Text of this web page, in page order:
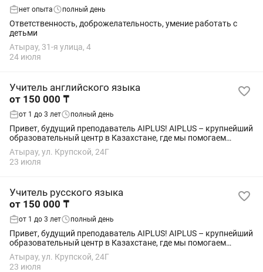
нет опыта полный день
Ответственность, доброжелательность, умение работать с
детьми
Атырау, 31-я улица, 4
24 июля
Учитель английского языка
от 150 000 ₸
от 1 до 3 лет полный день
Привет, будущий преподаватель AIPLUS! AIPLUS – крупнейший
образовательный центр в Казахстане, где мы помогаем
ученикам раскрывать таланты и добиваться высоких
результатов. За 10 лет работы мы...
Атырау, ул. Крупской, 24Г
23 июля
Учитель русского языка
от 150 000 ₸
от 1 до 3 лет полный день
Привет, будущий преподаватель AIPLUS! AIPLUS – крупнейший
образовательный центр в Казахстане, где мы помогаем
ученикам раскрывать таланты и добиваться высоких
результатов. За 10 лет работы мы...
Атырау, ул. Крупской, 24Г
23 июля